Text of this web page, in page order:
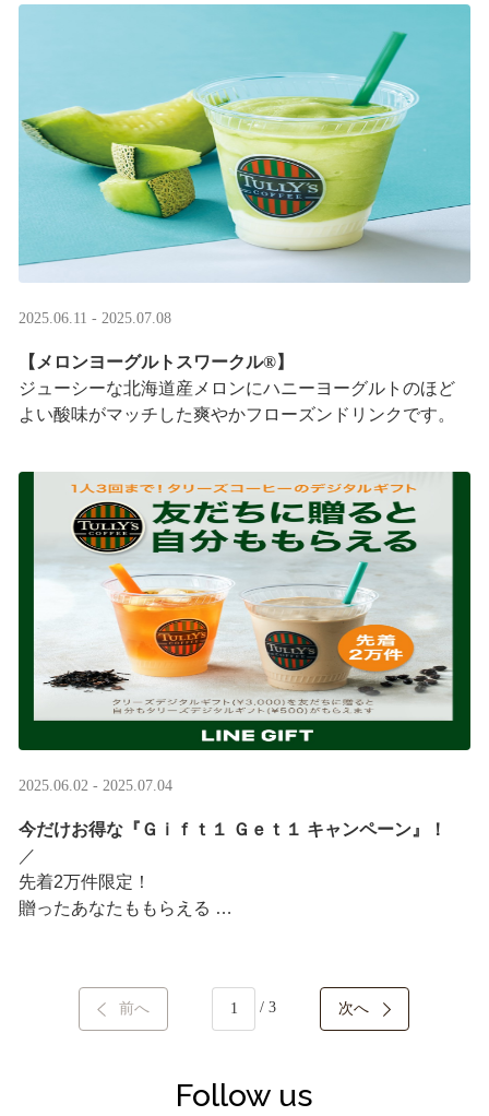
2025.06.11 - 2025.07.08
【メロンヨーグルトスワークル®】
ジューシーな北海道産メロンにハニーヨーグルトのほど
よい酸味がマッチした爽やかフローズンドリンクです。
2025.06.02 - 2025.07.04
今だけお得な『Ｇｉｆｔ１ Ｇｅｔ１ キャンペーン』！
／ ​
先着2万件限定！​
贈ったあなたももらえる ​
LINEギフト限定！タリーズデジタルギフト3,000円分を贈
ると、自分も500円分のギフトチケットがもらえるキャン
前へ / 3 次へ
Follow us